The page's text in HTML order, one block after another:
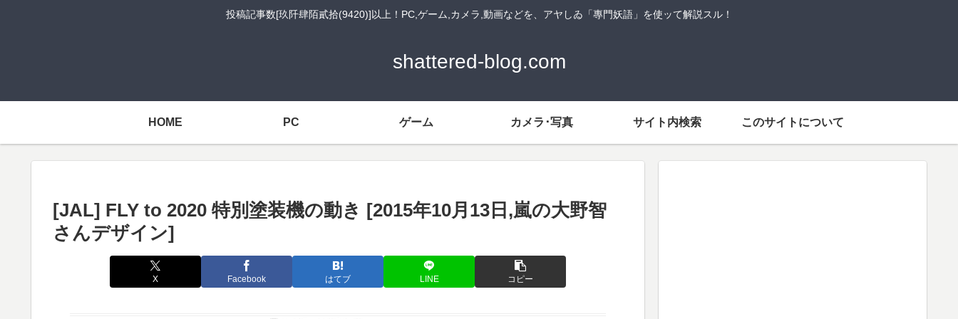
投稿記事数[玖阡肆陌貳拾(9420)]以上！PC,ゲーム,カメラ,動画などを、アヤしゐ「專門妖語」を使ッて解説スル！
shattered-blog.com
HOME PC ゲーム カメラ･写真 サイト内検索 このサイトについて
[JAL] FLY to 2020 特別塗装機の動き [2015年10月13日,嵐の大野智
さんデザイン]
X Facebook はてブ LINE コピー